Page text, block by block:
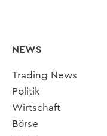
NEWS
Trading News
Politik
Wirtschaft
Börse